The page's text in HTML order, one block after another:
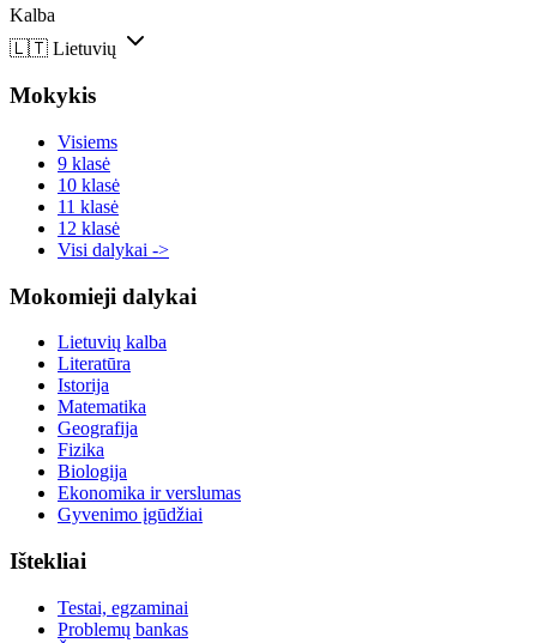
Kalba
🇱🇹 Lietuvių
Mokykis
Visiems
9 klasė
10 klasė
11 klasė
12 klasė
Visi dalykai ->
Mokomieji dalykai
Lietuvių kalba
Literatūra
Istorija
Matematika
Geografija
Fizika
Biologija
Ekonomika ir verslumas
Gyvenimo įgūdžiai
Ištekliai
Testai, egzaminai
Problemų bankas